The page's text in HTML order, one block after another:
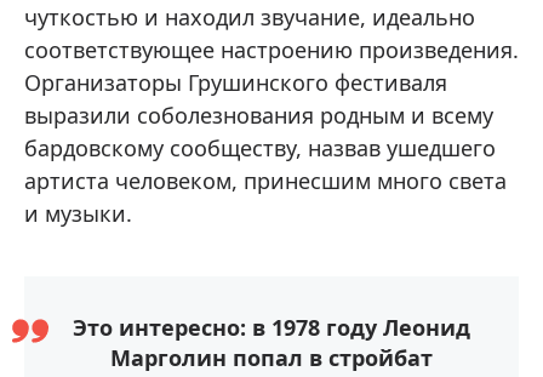
чуткостью и находил звучание, идеально
соответствующее настроению произведения.
Организаторы Грушинского фестиваля
выразили соболезнования родным и всему
бардовскому сообществу, назвав ушедшего
артиста человеком, принесшим много света
и музыки.
Это интересно: в 1978 году Леонид
Марголин попал в стройбат